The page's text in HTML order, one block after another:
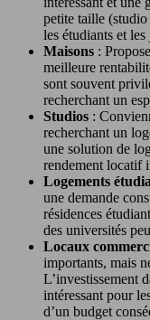
petite taille
les étudiants et les
Maisons :
meilleure
sont souvent
recherchant un
Studios :
recherchant un
une solution de
rendement locatif
Logements
une demande
résidences
des universités
Locaux
importants, mais
L’investissement
intéressant pour
d’un budget